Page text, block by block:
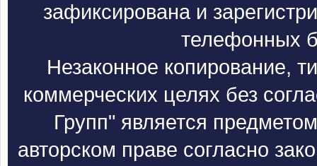
зафиксирована и
телефонных
Незаконное копирование,
коммерческих целях без
Групп" является
авторском праве согласно